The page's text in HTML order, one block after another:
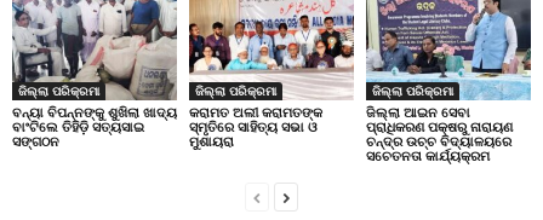
ଜିଲ୍ଲା ପରିକ୍ରମା
ବନ୍ୟା ବିପନ୍ନଙ୍କୁ ଶୁଖିଲା ଖାଦ୍ୟ
ବାଂଟିଲେ ତିହିଡି଼ ସତ୍ୟସାଇ
ସଙ୍ଗଠନ
ଜିଲ୍ଲା ପରିକ୍ରମା
କରାମତ ଅଲୀ କରାମତଙ୍କ
ସ୍ମୃତିରେ ସାହିତ୍ୟ ସଭା ଓ
ମୁଶାୟରା
ଜିଲ୍ଲା ପରିକ୍ରମା
ଜିଲ୍ଲା ଆଇନ ସେବା
ପ୍ରାଧିକରଣ ପକ୍ଷରୁ ନାରାୟଣ
ଚନ୍ଦ୍ର ଉଚ୍ଚ ବିଦ୍ୟାଳୟରେ
ସଚେତନତା କାର୍ଯ୍ୟକ୍ରମ